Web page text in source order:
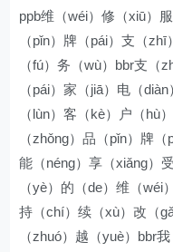
ppb维（wéi）修（xiū）
（pǐn）牌（pái）支（
（fú）务（wù）bbr支（
（pái）家（jiā）电（
（lùn）客（kè）户（hù
（zhǒng）品（pǐn）牌
能（néng）享（xiǎng）
（yè）的（de）维（
持（chí）续（xù）改（
（zhuó）越（yuè）bbr